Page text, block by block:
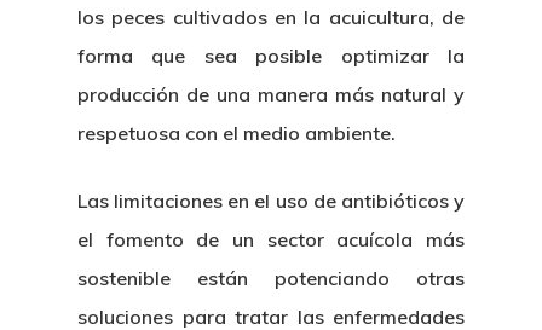
los peces cultivados en la acuicultura, de
forma que sea posible optimizar la
producción de una manera más natural y
respetuosa con el medio ambiente.
Las limitaciones en el uso de antibióticos y
el fomento de un sector acuícola más
sostenible están potenciando otras
soluciones para tratar las enfermedades